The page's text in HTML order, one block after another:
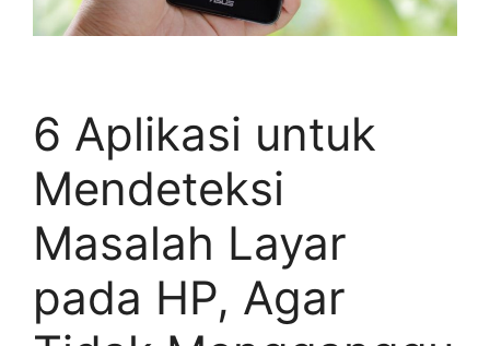
6 Aplikasi untuk
Mendeteksi
Masalah Layar
pada HP, Agar